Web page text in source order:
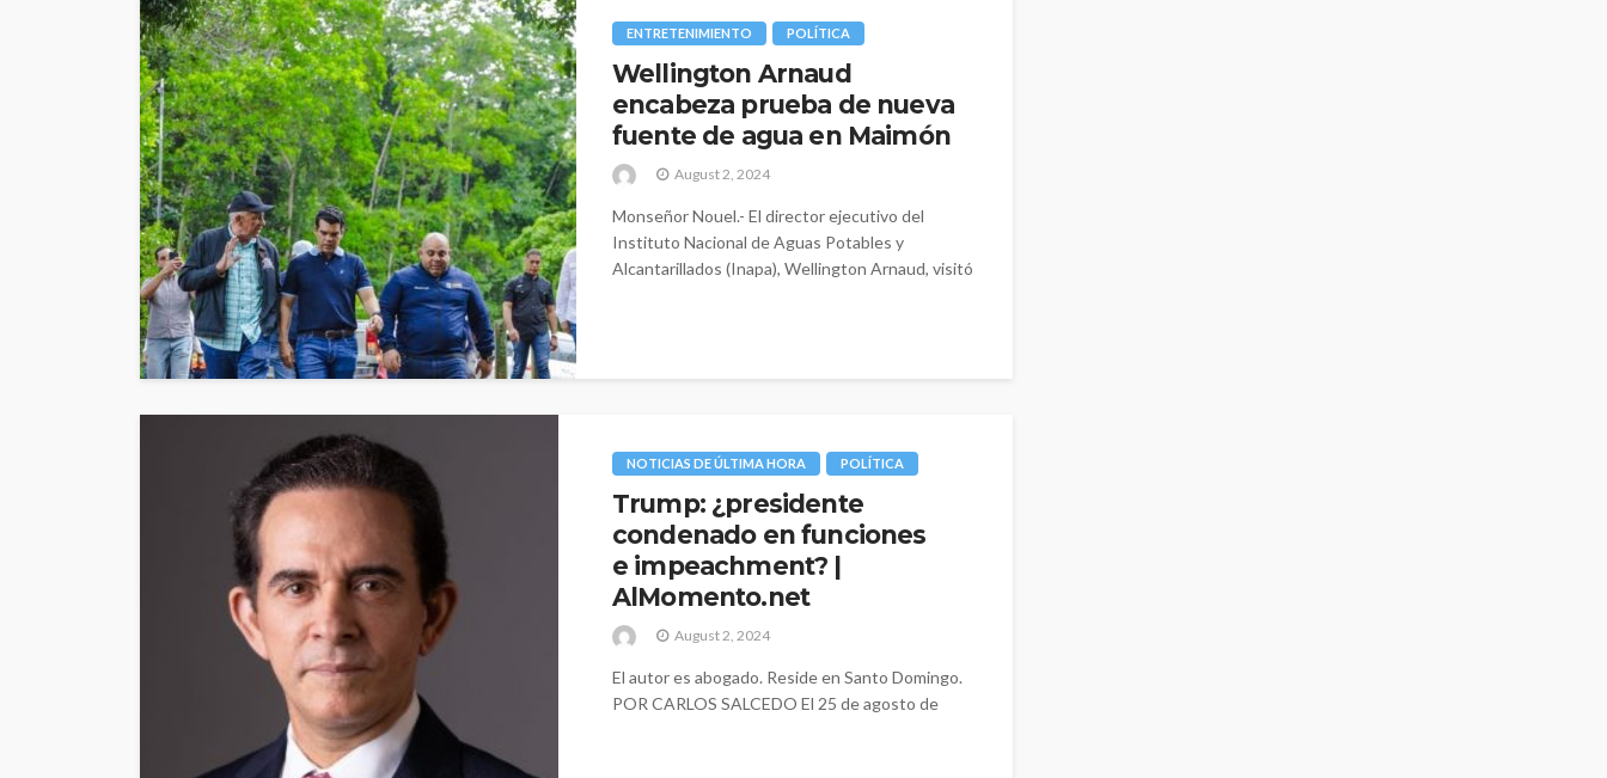
ENTRETENIMIENTO POLÍTICA
Wellington Arnaud
encabeza prueba de nueva
fuente de agua en Maimón
August 2, 2024
Monseñor Nouel.- El director ejecutivo del
Instituto Nacional de Aguas Potables y
Alcantarillados (Inapa), Wellington Arnaud, visitó
NOTICIAS DE ÚLTIMA HORA POLÍTICA
Trump: ¿presidente
condenado en funciones
e impeachment? |
AlMomento.net
August 2, 2024
El autor es abogado. Reside en Santo Domingo.
POR CARLOS SALCEDO El 25 de agosto de